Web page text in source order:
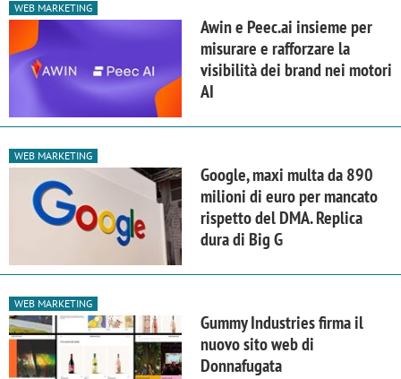
WEB MARKETING
Awin e Peec.ai insieme per
misurare e rafforzare la
visibilità dei brand nei motori
AI
WEB MARKETING
Google, maxi multa da 890
milioni di euro per mancato
rispetto del DMA. Replica
dura di Big G
WEB MARKETING
Gummy Industries firma il
nuovo sito web di
Donnafugata